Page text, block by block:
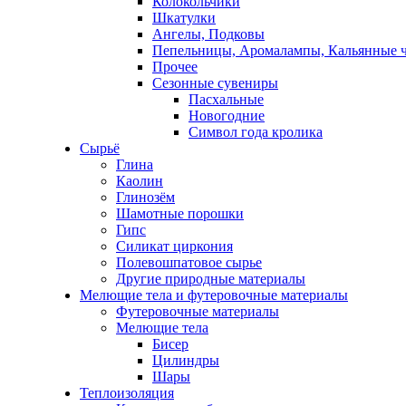
Шкатулки
Ангелы, Подковы
Пепельницы, Аромалампы, Кальянные
Прочее
Сезонные сувениры
Пасхальные
Новогодние
Символ года кролика
Сырьё
Глина
Каолин
Глинозём
Шамотные порошки
Гипс
Силикат циркония
Полевошпатовое сырье
Другие природные материалы
Мелющие тела и футеровочные материалы
Футеровочные материалы
Мелющие тела
Бисер
Цилиндры
Шары
Теплоизоляция